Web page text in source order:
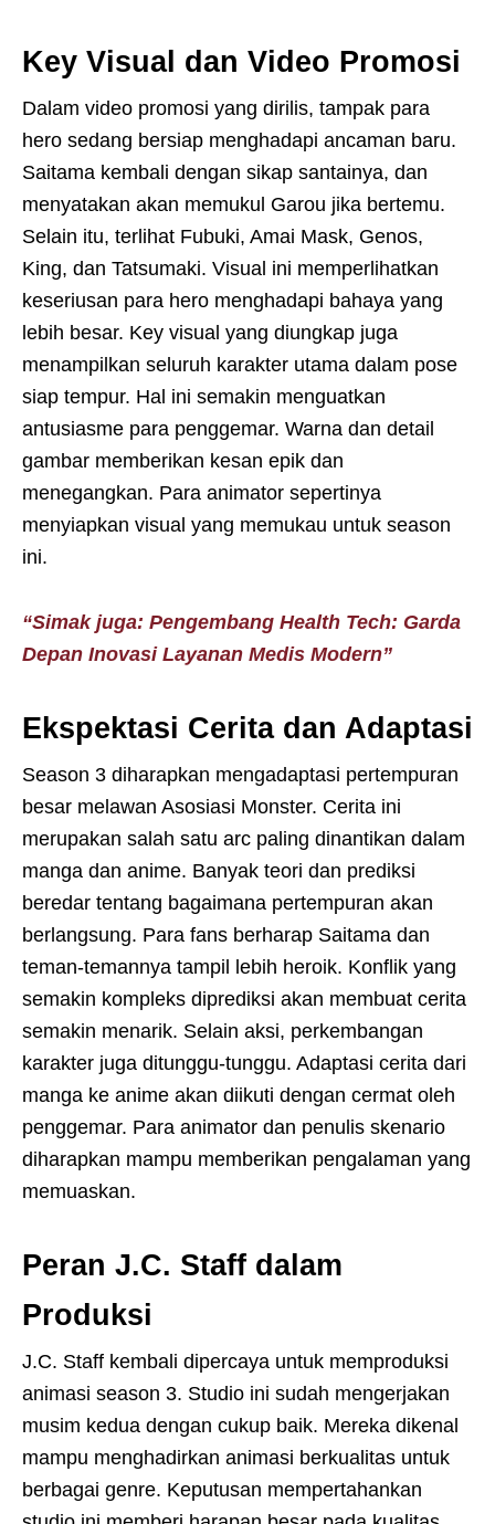
Key Visual dan Video Promosi
Dalam video promosi yang dirilis, tampak para
hero sedang bersiap menghadapi ancaman baru.
Saitama kembali dengan sikap santainya, dan
menyatakan akan memukul Garou jika bertemu.
Selain itu, terlihat Fubuki, Amai Mask, Genos,
King, dan Tatsumaki. Visual ini memperlihatkan
keseriusan para hero menghadapi bahaya yang
lebih besar. Key visual yang diungkap juga
menampilkan seluruh karakter utama dalam pose
siap tempur. Hal ini semakin menguatkan
antusiasme para penggemar. Warna dan detail
gambar memberikan kesan epik dan
menegangkan. Para animator sepertinya
menyiapkan visual yang memukau untuk season
ini.
“Simak juga: Pengembang Health Tech: Garda
Depan Inovasi Layanan Medis Modern”
Ekspektasi Cerita dan Adaptasi
Season 3 diharapkan mengadaptasi pertempuran
besar melawan Asosiasi Monster. Cerita ini
merupakan salah satu arc paling dinantikan dalam
manga dan anime. Banyak teori dan prediksi
beredar tentang bagaimana pertempuran akan
berlangsung. Para fans berharap Saitama dan
teman-temannya tampil lebih heroik. Konflik yang
semakin kompleks diprediksi akan membuat cerita
semakin menarik. Selain aksi, perkembangan
karakter juga ditunggu-tunggu. Adaptasi cerita dari
manga ke anime akan diikuti dengan cermat oleh
penggemar. Para animator dan penulis skenario
diharapkan mampu memberikan pengalaman yang
memuaskan.
Peran J.C. Staff dalam
Produksi
J.C. Staff kembali dipercaya untuk memproduksi
animasi season 3. Studio ini sudah mengerjakan
musim kedua dengan cukup baik. Mereka dikenal
mampu menghadirkan animasi berkualitas untuk
berbagai genre. Keputusan mempertahankan